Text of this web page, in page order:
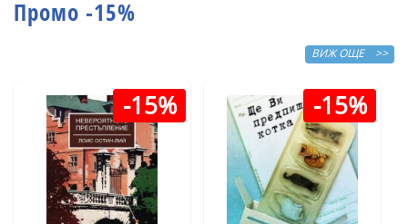
Промо -15%
ВИЖ ОЩЕ >>
-15% -15%